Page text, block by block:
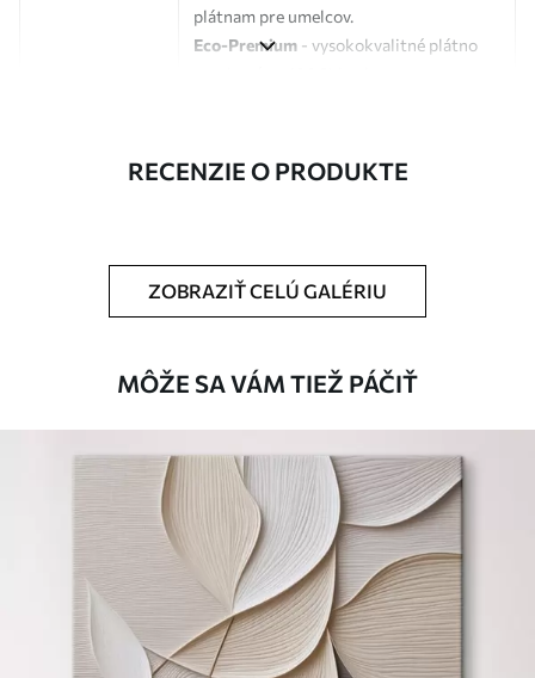
plátnam pre umelcov.
Eco-Premium - vysokokvalitné plátno
s33384
Dostupné materiály
Štandard
Odolné voči vyblednutiu
Bezpečný atrament bez zápachu
Povrch podobný plátnu
Ekologický materiál
Premium
.00
RECENZIE O PRODUKTE
ZOBRAZIŤ CELÚ GALÉRIU
MÔŽE SA VÁM TIEŽ PÁČIŤ